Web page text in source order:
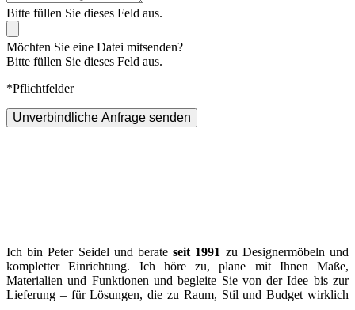
Bitte füllen Sie dieses Feld aus.
Möchten Sie eine Datei mitsenden?
Bitte füllen Sie dieses Feld aus.
*Pflichtfelder
Unverbindliche Anfrage senden
Ich bin Peter Seidel und berateseit 1991 zu Designermöbeln und
kompletter Einrichtung. Ich höre zu, plane mit Ihnen Maße,
Materialien und Funktionen und begleite Sie von der Idee bis zur
Lieferung – für Lösungen, die zu Raum, Stil und Budget wirklich